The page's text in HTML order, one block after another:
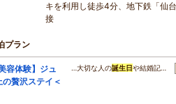
キを利用し徒歩4分、地下鉄「仙
接
プラン
容体験】ジュ
贅沢ステイ＜
…大切な人の誕生日や結婚記…